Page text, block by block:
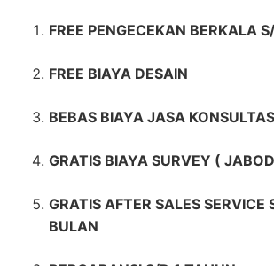
FREE PENGECEKAN BERKALA
FREE BIAYA DESAIN
BEBAS BIAYA JASA
GRATIS BIAYA SURVEY (
GRATIS AFTER SALES SERVICE
BULAN